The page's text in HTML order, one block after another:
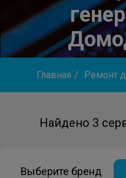
Главная / Ремонт
Найдено 3
Выберите бренд